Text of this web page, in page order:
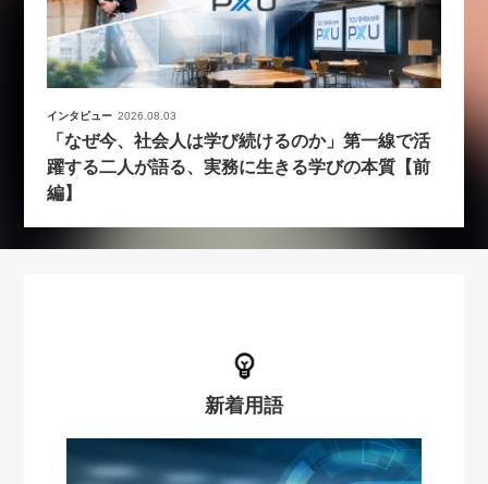
インタビュー 2026.08.03
「なぜ今、社会人は学び続けるのか」第一線で活
躍する二人が語る、実務に生きる学びの本質【前
編】
新着用語